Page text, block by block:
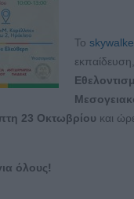
Το
23 Οκτωβρίου και
όλους!